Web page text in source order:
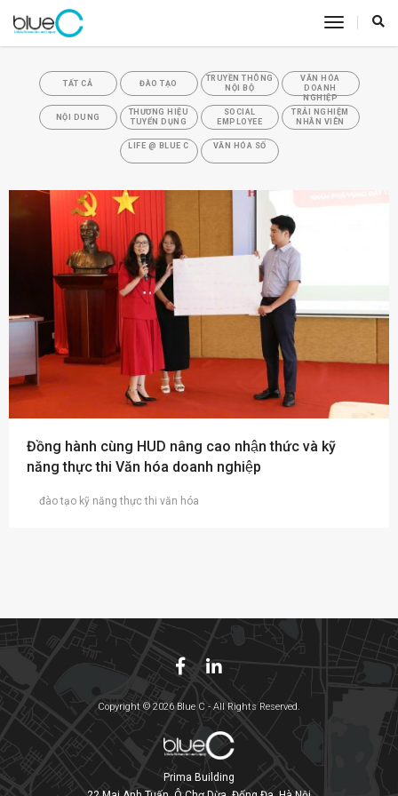
toggle
TẤT CẢ ĐÀO TẠO
TRUYỀN THÔNG
NỘI BỘ
VĂN HÓA
DOANH
NGHIỆP
NỘI DUNG
THƯƠNG HIỆU
TUYỂN DỤNG
SOCIAL
EMPLOYEE
TRẢI NGHIỆM
NHÂN VIÊN
LIFE @ BLUE C VĂN HÓA SỐ
Đồng hành cùng HUD nâng cao nhận thức và kỹ
năng thực thi Văn hóa doanh nghiệp
đào tạo kỹ năng thực thi văn hóa
Copyright © 2026 Blue C - All Rights Reserved.
Prima Building